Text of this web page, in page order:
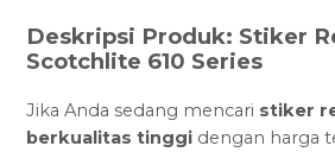
Deskripsi Produk: Stiker
Scotchlite 610 Series
Jika Anda sedang mencari stiker
berkualitas tinggi dengan harga